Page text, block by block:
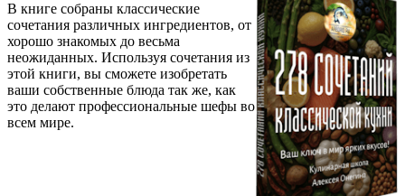
В книге собраны классические
сочетания различных ингредиентов, от
хорошо знакомых до весьма
неожиданных. Используя сочетания из
этой книги, вы сможете изобретать
ваши собственные блюда так же, как
это делают профессиональные шефы во
всем мире.